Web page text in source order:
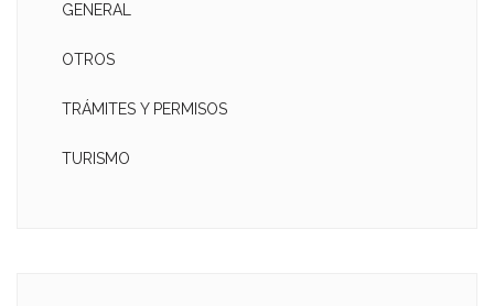
GENERAL
OTROS
TRÁMITES Y PERMISOS
TURISMO